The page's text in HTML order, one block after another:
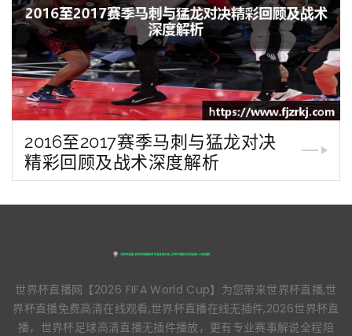
2016至2017赛季马刺与猛龙对决
精彩回顾及战术深度解析
世界杯直播网【2026 FIFA World Cup】为您带来世界杯直播,世
界杯直播免费高清在线观看,世界杯直播在线无插件,2026世界杯直
播，世界杯足球高清直播无插件播放，更有专业赛事解说全程陪